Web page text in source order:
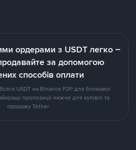
ордерами з USDT легко –
за допомогою
способів оплати
USDT на Binance P2P для блокової
пропозиції нижче для купівлі та
продажу Tether